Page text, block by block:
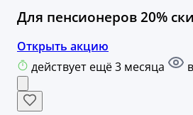
Для пенсионеров 20%
Открыть акцию
действует ещё 3 месяца